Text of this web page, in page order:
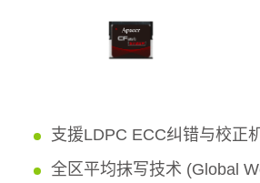
支援LDPC ECC纠错与校正
全区平均抹写技术 (Global